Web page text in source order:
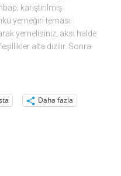
karıştırılmış
yemeğin teması
yemelisiniz, aksi halde
alta dizilir. Sonra
Daha fazla